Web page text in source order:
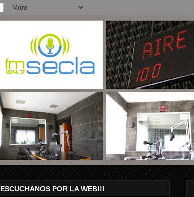
ESCUCHANOS POR LA WEB!!!